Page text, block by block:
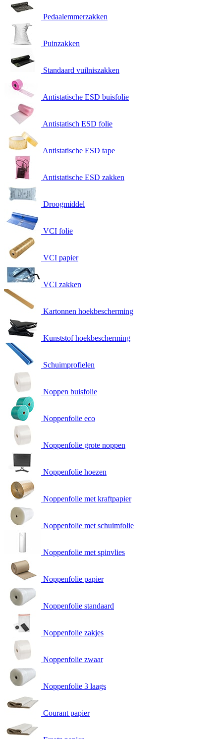
Pedaalemmerzakken
Puinzakken
Standaard vuilniszakken
Antistatische ESD buisfolie
Antistatisch ESD folie
Antistatische ESD tape
Antistatische ESD zakken
Droogmiddel
VCI folie
VCI papier
VCI zakken
Kartonnen hoekbescherming
Kunststof hoekbescherming
Schuimprofielen
Noppen buisfolie
Noppenfolie eco
Noppenfolie grote noppen
Noppenfolie hoezen
Noppenfolie met kraftpapier
Noppenfolie met schuimfolie
Noppenfolie met spinvlies
Noppenfolie papier
Noppenfolie standaard
Noppenfolie zakjes
Noppenfolie zwaar
Noppenfolie 3 laags
Courant papier